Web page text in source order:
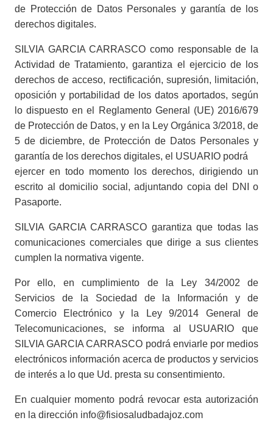
de Protección de Datos Personales y garantía de los
derechos digitales.
SILVIA GARCIA CARRASCO como responsable de la
Actividad de Tratamiento, garantiza el ejercicio de los
derechos de acceso, rectificación, supresión, limitación,
oposición y portabilidad de los datos aportados, según
lo dispuesto en el Reglamento General (UE) 2016/679
de Protección de Datos, y en la Ley Orgánica 3/2018, de
5 de diciembre, de Protección de Datos Personales y
garantía de los derechos digitales, el USUARIO podrá
ejercer en todo momento los derechos, dirigiendo un
escrito al domicilio social, adjuntando copia del DNI o
Pasaporte.
SILVIA GARCIA CARRASCO garantiza que todas las
comunicaciones comerciales que dirige a sus clientes
cumplen la normativa vigente.
Por ello, en cumplimiento de la Ley 34/2002 de
Servicios de la Sociedad de la Información y de
Comercio Electrónico y la Ley 9/2014 General de
Telecomunicaciones, se informa al USUARIO que
SILVIA GARCIA CARRASCO podrá enviarle por medios
electrónicos información acerca de productos y servicios
de interés a lo que Ud. presta su consentimiento.
En cualquier momento podrá revocar esta autorización
en la dirección info@fisiosaludbadajoz.com